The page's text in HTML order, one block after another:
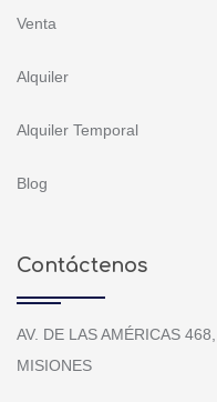
Venta
Alquiler
Alquiler Temporal
Blog
Contáctenos
AV. DE LAS AMÉRICAS
MISIONES